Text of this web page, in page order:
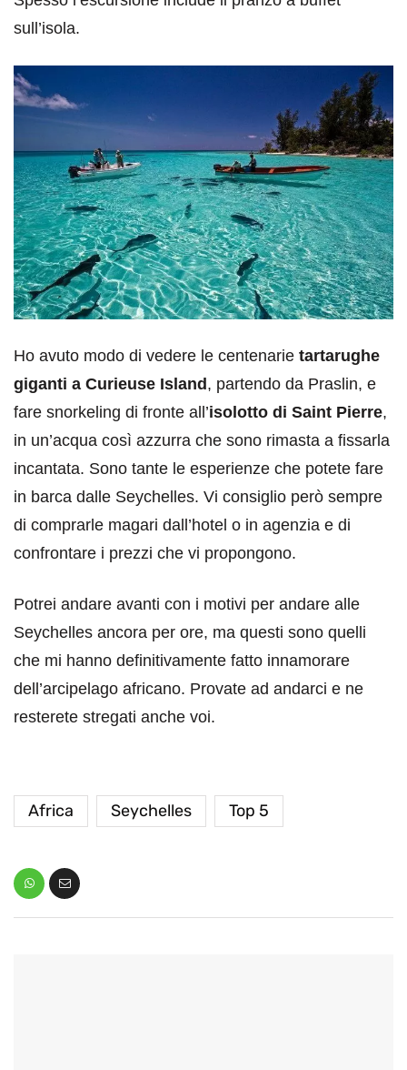
sull’isola.
Ho avuto modo di vedere le centenarie tartarughe
giganti a Curieuse Island, partendo da Praslin, e
fare snorkeling di fronte all’isolotto di Saint Pierre,
in un’acqua così azzurra che sono rimasta a fissarla
incantata. Sono tante le esperienze che potete fare
in barca dalle Seychelles. Vi consiglio però sempre
di comprarle magari dall’hotel o in agenzia e di
confrontare i prezzi che vi propongono.
Potrei andare avanti con i motivi per andare alle
Seychelles ancora per ore, ma questi sono quelli
che mi hanno definitivamente fatto innamorare
dell’arcipelago africano. Provate ad andarci e ne
resterete stregati anche voi.
Africa Seychelles Top 5